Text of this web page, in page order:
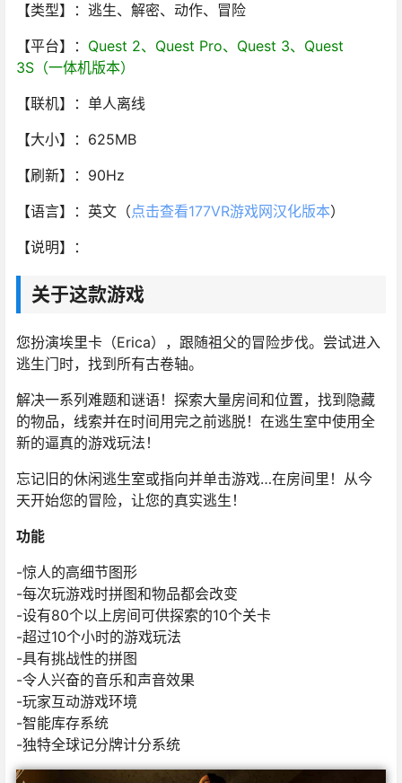
【类型】：逃生、解密、动作、冒险
【平台】： Quest 2、Quest Pro、Quest 3、Quest
3S（一体机版本）
【联机】：单人离线
【大小】：625MB
【刷新】：90Hz
【语言】：英文（点击查看177VR游戏网汉化版本）
【说明】：
关于这款游戏
您扮演埃里卡（Erica），跟随祖父的冒险步伐。尝试进入
逃生门时，找到所有古卷轴。
解决一系列难题和谜语！探索大量房间和位置，找到隐藏
的物品，线索并在时间用完之前逃脱！在逃生室中使用全
新的逼真的游戏玩法！
忘记旧的休闲逃生室或指向并单击游戏…在房间里！从今
天开始您的冒险，让您的真实逃生！
功能
-惊人的高细节图形
-每次玩游戏时拼图和物品都会改变
-设有80个以上房间可供探索的10个关卡
-超过10个小时的游戏玩法
-具有挑战性的拼图
-令人兴奋的音乐和声音效果
-玩家互动游戏环境
-智能库存系统
-独特全球记分牌计分系统